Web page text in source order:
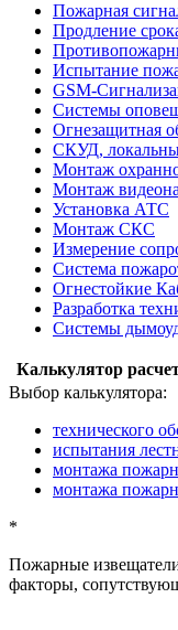
Пожарная
Продление
Испытание
GSM-
Системы
Огнезащитная
СКУД,
Монтаж
Монтаж
Установка АТС
Монтаж СКС
Измерение
Система
Огнестойкие
Разработка
Системы
Калькулятор
Выбор калькулятора:
технического
испытания
монтажа
монтажа
*
Пожарные
факторы,